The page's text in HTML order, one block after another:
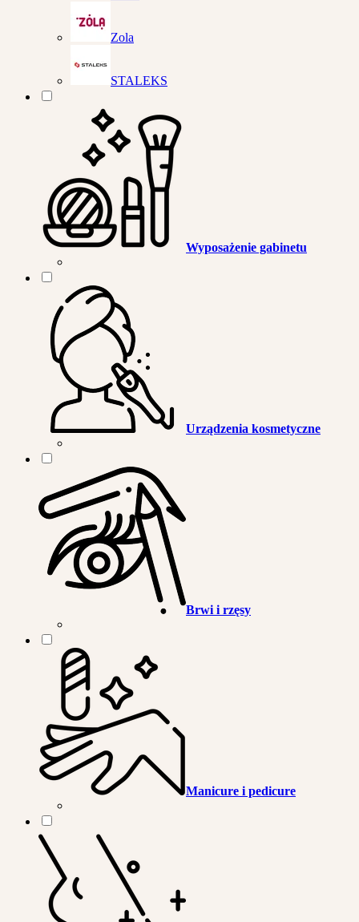
Zola
STALEKS
Wyposażenie gabinetu
Urządzenia kosmetyczne
Brwi i rzęsy
Manicure i pedicure